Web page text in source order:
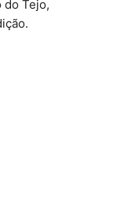
do Tejo,